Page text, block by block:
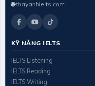
🌐 thayanhielts.com
KỸ NĂNG IELTS
IELTS Listening
IELTS Reading
IELTS Writing